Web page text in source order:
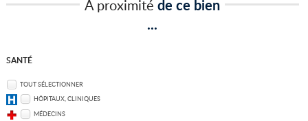
À proximitéde ce bien
...
SANTÉ
TOUT SÉLECTIONNER
HÔPITAUX, CLINIQUES
MÉDECINS